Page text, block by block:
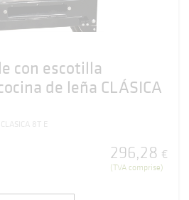
con escotilla
de leña CLÁSICA
CLASICA 8T E
296,28 €
(TVA comprise)